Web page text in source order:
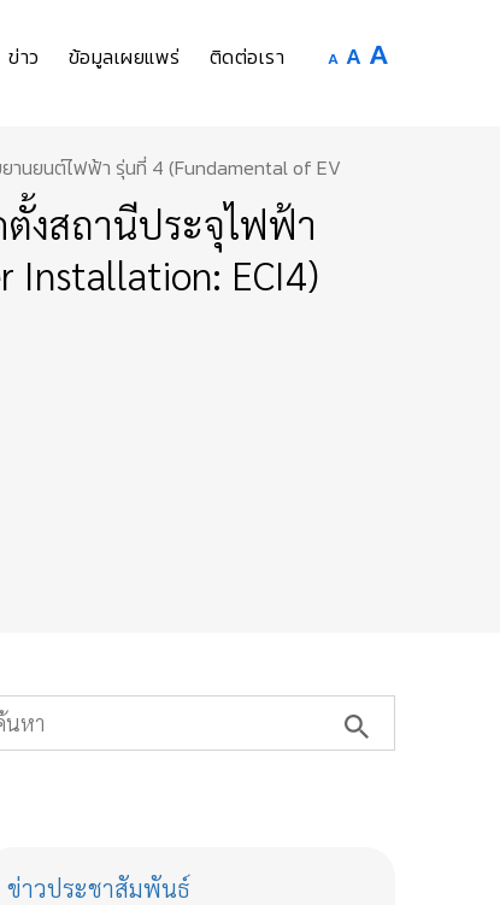
ข่าว ข้อมูลเผยแพร่ ติดต่อเรา A Decrease
A Reset
A
านยนต์ไฟฟ้า รุ่นที่ 4 (Fundamental of EV
งสถานีประจุไฟฟ้า
Installation: ECI4)
ข่าวประชาสัมพันธ์